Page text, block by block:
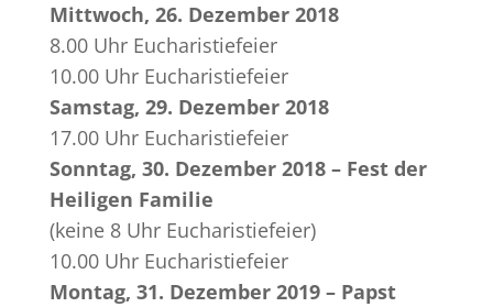
Mittwoch, 26. Dezember 2018
8.00 Uhr Eucharistiefeier
10.00 Uhr Eucharistiefeier
Samstag, 29. Dezember 2018
17.00 Uhr Eucharistiefeier
Sonntag, 30. Dezember 2018 – Fest der
Heiligen Familie
(keine 8 Uhr Eucharistiefeier)
10.00 Uhr Eucharistiefeier
Montag, 31. Dezember 2019 – Papst